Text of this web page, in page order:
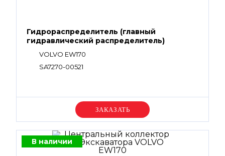
Гидрораспределитель (главный
гидравлический распределитель)
VOLVO EW170
SA7270-00521
Уточняйте цену
В наличии